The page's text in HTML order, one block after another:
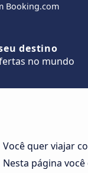
Booking.com
destino
no mundo
Você quer viajar
Nesta página